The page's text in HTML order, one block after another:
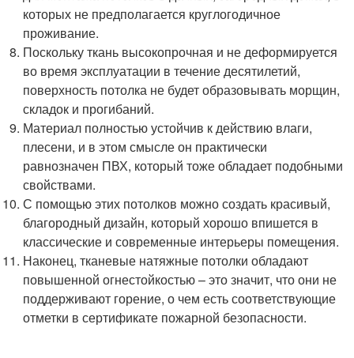
которых не предполагается круглогодичное
проживание.
Поскольку ткань высокопрочная и не деформируется
во время эксплуатации в течение десятилетий,
поверхность потолка не будет образовывать морщин,
складок и прогибаний.
Материал полностью устойчив к действию влаги,
плесени, и в этом смысле он практически
равнозначен ПВХ, который тоже обладает подобными
свойствами.
С помощью этих потолков можно создать красивый,
благородный дизайн, который хорошо впишется в
классические и современные интерьеры помещения.
Наконец, тканевые натяжные потолки обладают
повышенной огнестойкостью – это значит, что они не
поддерживают горение, о чем есть соответствующие
отметки в сертификате пожарной безопасности.